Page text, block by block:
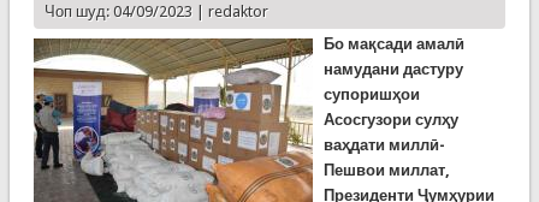
Чоп шуд: 04/09/2023 | redaktor
Бо мақсади амалӣ
намудани дастуру
супоришҳои
Асосгузори сулҳу
ваҳдати миллӣ-
Пешвои миллат,
Президенти Ҷумҳурии